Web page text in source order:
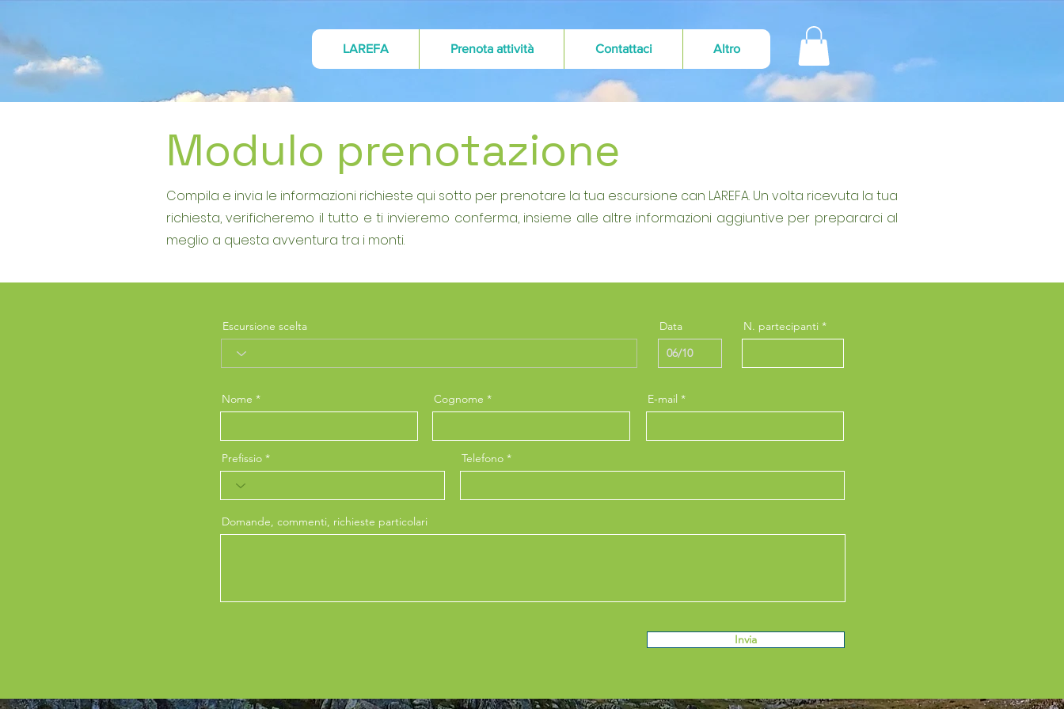
LAREFA Prenota attività Contattaci Altro
Modulo prenotazione
Compila e invia le informazioni richieste qui sotto per prenotare la tua escursione can LAREFA. Un volta ricevuta la tua
richiesta, verificheremo il tutto e ti invieremo conferma, insieme alle altre informazioni aggiuntive per prepararci al
meglio a questa avventura tra i monti.
Escursione scelta Data N. partecipanti
Nome Cognome E-mail
Domande, commenti, richieste particolari
Prefissio Telefono
Invia